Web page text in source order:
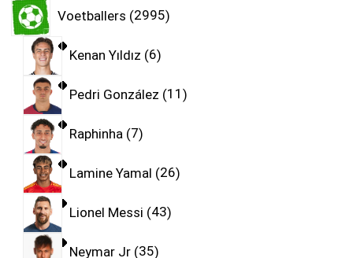
Voetballers 2995
Kenan Yıldız 6
Pedri González 11
Raphinha 7
Lamine Yamal 26
Lionel Messi 43
Neymar Jr 35